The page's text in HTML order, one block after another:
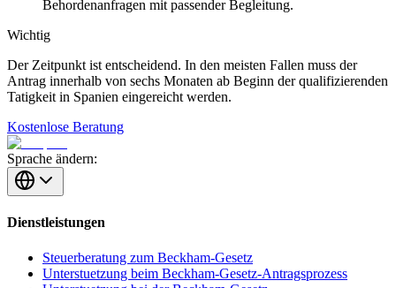
Behordenanfragen mit passender Begleitung.
Wichtig
Der Zeitpunkt ist entscheidend. In den meisten Fallen muss der
Antrag innerhalb von sechs Monaten ab Beginn der qualifizierenden
Tatigkeit in Spanien eingereicht werden.
Kostenlose Beratung
Sprache ändern:
Dienstleistungen
Steuerberatung zum Beckham-Gesetz
Unterstuetzung beim Beckham-Gesetz-Antragsprozess